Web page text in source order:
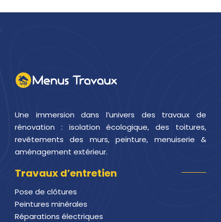
Une immersion dans l’univers des travaux de
rénovation : isolation écologique, des toitures,
revêtements des murs, peinture, menuiserie &
aménagement extérieur.
Travaux d’entretien
Pose de clôtures
Peintures minérales
Réparations électriques